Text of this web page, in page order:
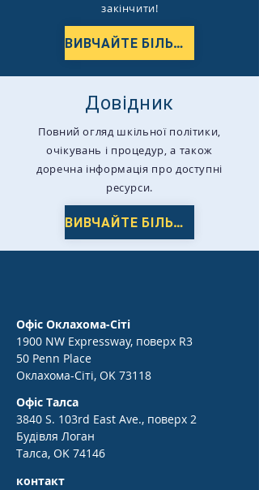
закінчити!
ВИВЧАЙТЕ БІЛЬШЕ
Довідник
Повний огляд шкільної політики,
очікувань і процедур, а також
доречна інформація про доступні
ресурси.
ВИВЧАЙТЕ БІЛЬШЕ
Офіс Оклахома-Сіті
1900 NW Expressway, поверх R3
50 Penn Place
Оклахома-Сіті, OK 73118
Офіс Талса
3840 S. 103rd East Ave., поверх 2
Будівля Логан
Талса, OK 74146
контакт